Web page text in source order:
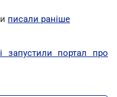
писали раніше
запустили портал про